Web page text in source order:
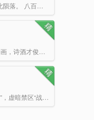
八百年前，明帝之子张若尘，被他的未婚妻池瑶公主杀死，一代天骄，就此陨落。 八百年后，张若尘重新活…
十方无影像，六道绝形踪。 跳出三界外，不在五行中。 红尘中，有美人如画，诗酒才俊，大江横流千…
星空中的“道城”，修行最初的萌芽之地“祖洲”，浩瀚宇宙水之起源“神仓古泽”，虚暗禁区“战斧座空洞”。…